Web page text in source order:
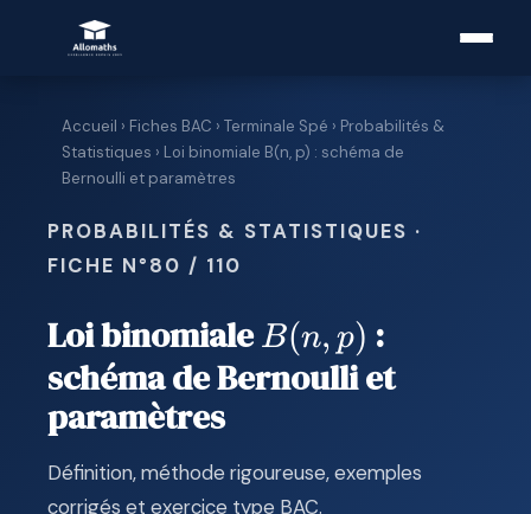
Accueil › Fiches BAC › Terminale Spé › Probabilités &
Statistiques › Loi binomiale B(n, p) : schéma de
Bernoulli et paramètres
PROBABILITÉS & STATISTIQUES ·
FICHE N°80 / 110
Loi binomialeB(n,
p)
B(n, p) :
schéma de Bernoulli et
paramètres
Définition, méthode rigoureuse, exemples
corrigés et exercice type BAC.